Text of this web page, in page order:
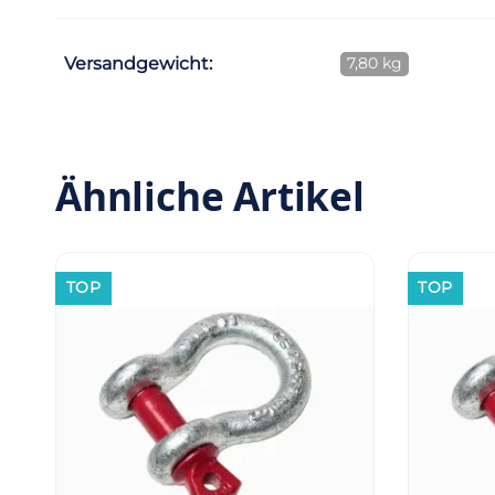
Versandgewicht: 7,80 kg
Ähnliche Artikel
TOP TOP